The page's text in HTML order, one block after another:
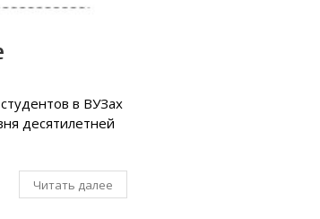
в ВУЗах
десятилетней
Читать далее